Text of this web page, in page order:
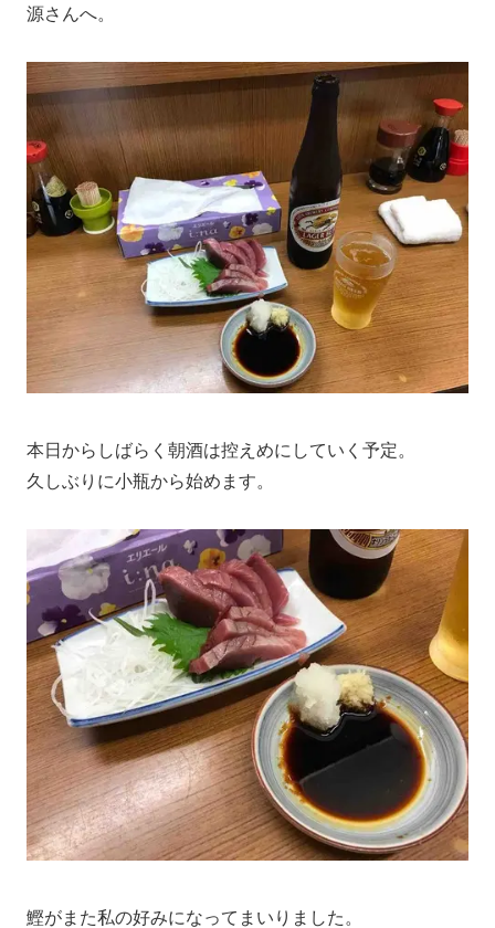
源さんへ。
本日からしばらく朝酒は控えめにしていく予定。
久しぶりに小瓶から始めます。
鰹がまた私の好みになってまいりました。